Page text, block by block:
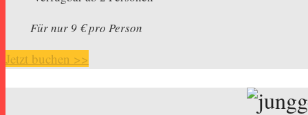
Für nur 9 € pro Person
Jetzt buchen >>